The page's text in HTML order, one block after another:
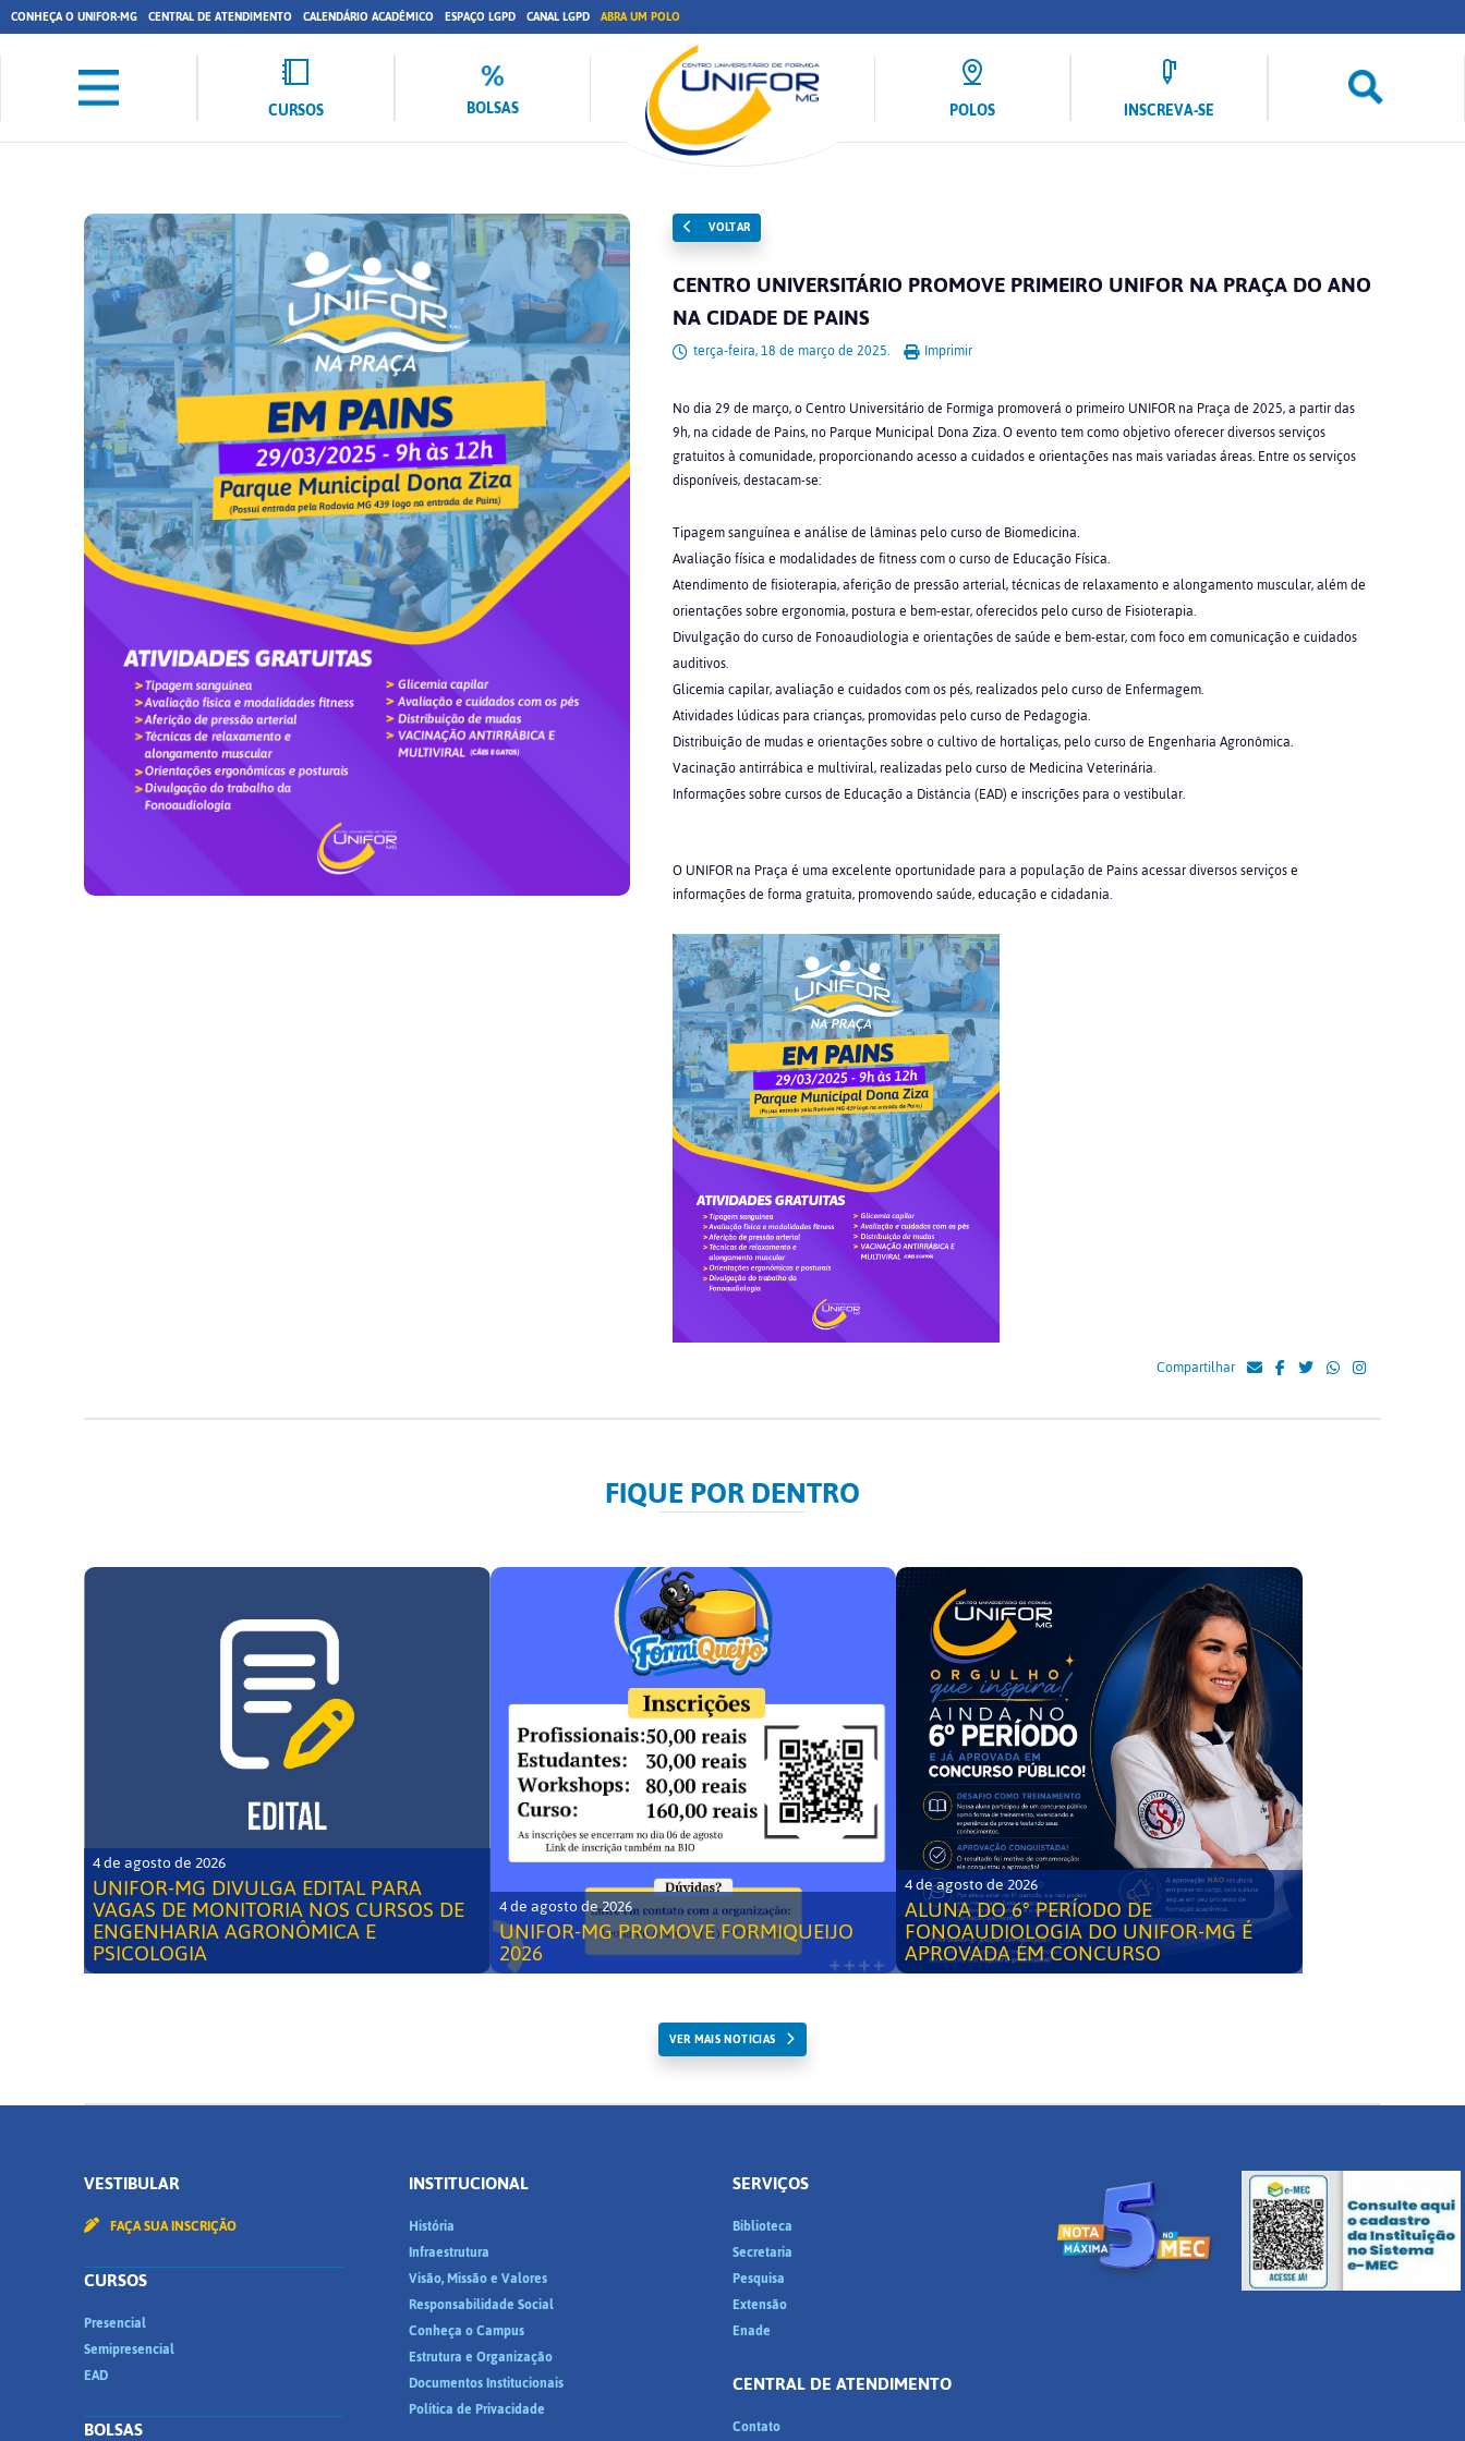
CONHEÇA O UNIFOR-MG CENTRAL DE ATENDIMENTO CALENDÁRIO ACADÊMICO ESPAÇO LGPD CANAL LGPD ABRA UM POLO
CURSOS BOLSAS POLOS INSCREVA-SE
VOLTAR
CENTRO UNIVERSITÁRIO PROMOVE PRIMEIRO UNIFOR NA PRAÇA DO ANO
NA CIDADE DE PAINS
terça-feira, 18 de março de 2025. Imprimir
No dia 29 de março, o Centro Universitário de Formiga promoverá o primeiro UNIFOR na Praça de 2025, a partir das
9h, na cidade de Pains, no Parque Municipal Dona Ziza. O evento tem como objetivo oferecer diversos serviços
gratuitos à comunidade, proporcionando acesso a cuidados e orientações nas mais variadas áreas. Entre os serviços
disponíveis, destacam-se:
Tipagem sanguínea e análise de lâminas pelo curso de Biomedicina.
Avaliação física e modalidades de fitness com o curso de Educação Física.
Atendimento de fisioterapia, aferição de pressão arterial, técnicas de relaxamento e alongamento muscular, além de
orientações sobre ergonomia, postura e bem-estar, oferecidos pelo curso de Fisioterapia.
Divulgação do curso de Fonoaudiologia e orientações de saúde e bem-estar, com foco em comunicação e cuidados
auditivos.
Glicemia capilar, avaliação e cuidados com os pés, realizados pelo curso de Enfermagem.
Atividades lúdicas para crianças, promovidas pelo curso de Pedagogia.
Distribuição de mudas e orientações sobre o cultivo de hortaliças, pelo curso de Engenharia Agronômica.
Vacinação antirrábica e multiviral, realizadas pelo curso de Medicina Veterinária.
Informações sobre cursos de Educação a Distância (EAD) e inscrições para o vestibular.
O UNIFOR na Praça é uma excelente oportunidade para a população de Pains acessar diversos serviços e
informações de forma gratuita, promovendo saúde, educação e cidadania.
Compartilhar
FIQUE POR DENTRO
4 de agosto de 2026
UNIFOR-MG DIVULGA EDITAL PARA
VAGAS DE MONITORIA NOS CURSOS DE
ENGENHARIA AGRONÔMICA E
PSICOLOGIA
4 de agosto de 2026
UNIFOR-MG PROMOVE FORMIQUEIJO
2026
4 de agosto de 2026
ALUNA DO 6° PERÍODO DE
FONOAUDIOLOGIA DO UNIFOR-MG É
APROVADA EM CONCURSO
VER MAIS NOTICIAS
VESTIBULAR
FAÇA SUA INSCRIÇÃO
CURSOS
Presencial
Semipresencial
EAD
BOLSAS
INSTITUCIONAL
História
Infraestrutura
Visão, Missão e Valores
Responsabilidade Social
Conheça o Campus
Estrutura e Organização
Documentos Institucionais
Política de Privacidade
SERVIÇOS
Biblioteca
Secretaria
Pesquisa
Extensão
Enade
CENTRAL DE ATENDIMENTO
Contato